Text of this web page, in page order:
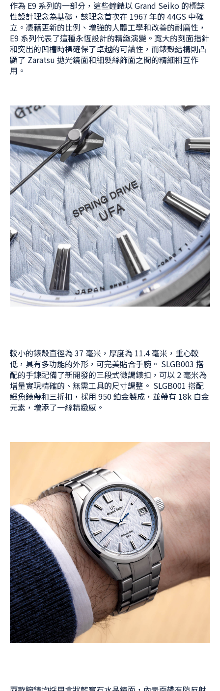
作為 E9 系列的一部分，這些鐘錶以 Grand Seiko 的標誌
性設計理念為基礎，該理念首次在 1967 年的 44GS 中確
立。憑藉更新的比例、增強的人體工學和改善的耐磨性，
E9 系列代表了這種永恆設計的精緻演變。寬大的刻面指針
和突出的凹槽時標確保了卓越的可讀性，而錶殼結構則凸
顯了 Zaratsu 拋光鏡面和細髮絲飾面之間的精細相互作
用。
較小的錶殼直徑為 37 毫米，厚度為 11.4 毫米，重心較
低，具有多功能的外形，可完美貼合手腕。 SLGB003 搭
配的手鍊配備了新開發的三段式微調錶扣，可以 2 毫米為
增量實現精確的、無需工具的尺寸調整。 SLGB001 搭配
鱷魚錶帶和三折扣，採用 950 鉑金製成，並帶有 18k 白金
元素，增添了一絲精緻感。